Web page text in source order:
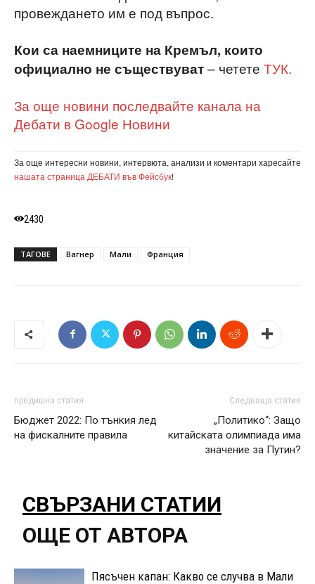
провеждането им е под въпрос.
Кои са наемниците на Кремъл, които
официално не съществуват– четете ТУК.
За още новини последвайте канала на
Дебати в Google Новини
За още интересни новини, интервюта, анализи и коментари харесайте
нашата страница ДЕБАТИ във Фейсбук!
2430
ТАГОВЕ Вагнер Мали Франция
предишна статия
Бюджет 2022: По тънкия лед
на фискалните правила
Следваща статия
„Политико“: Защо
китайската олимпиада има
значение за Путин?
СВЪРЗАНИ СТАТИИ
ОЩЕ ОТ АВТОРА
Пясъчен капан: Какво се случва в Мали